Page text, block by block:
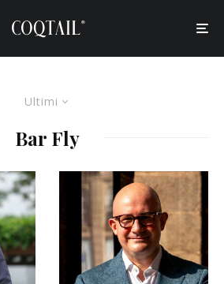
Ultimi
Bar Fly